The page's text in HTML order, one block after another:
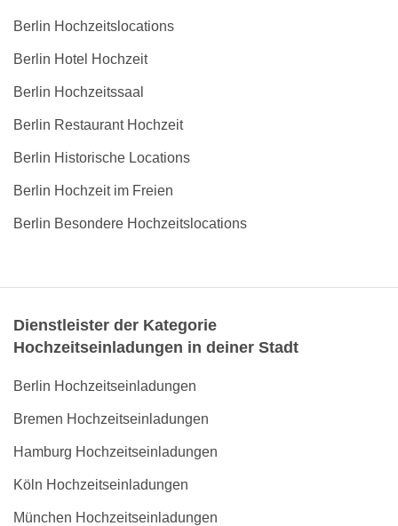
Berlin Hochzeitslocations
Berlin Hotel Hochzeit
Berlin Hochzeitssaal
Berlin Restaurant Hochzeit
Berlin Historische Locations
Berlin Hochzeit im Freien
Berlin Besondere Hochzeitslocations
Dienstleister der Kategorie
Hochzeitseinladungen in deiner Stadt
Berlin Hochzeitseinladungen
Bremen Hochzeitseinladungen
Hamburg Hochzeitseinladungen
Köln Hochzeitseinladungen
München Hochzeitseinladungen